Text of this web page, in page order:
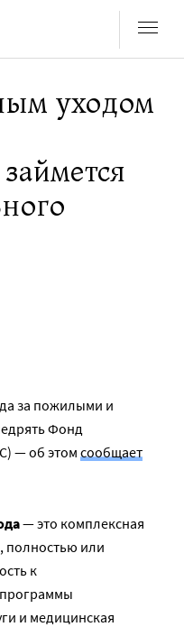
уходом
за пожилыми и
Фонд
— об этом сообщает
— это комплексная
или
к
и медицинская